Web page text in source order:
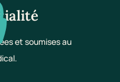
et soumises au